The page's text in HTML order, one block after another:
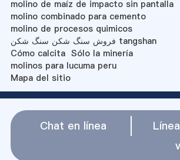
molino de maíz de impacto sin pantalla
molino combinado para cemento
molino de procesos quimicos
فروش سنگ شکن سنگ شکن tangshan
Cómo calcita Sólo la minería
molinos para lucuma peru
Mapa del sitio
Chat en línea